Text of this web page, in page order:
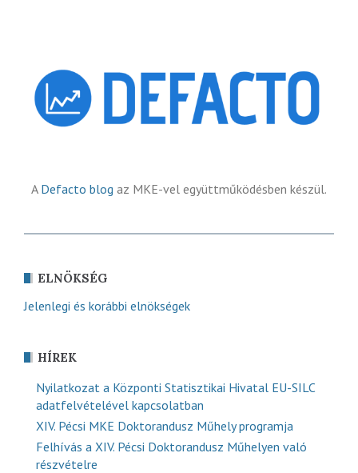
A Defacto blog az MKE-vel együttműködésben készül.
ELNÖKSÉG
Jelenlegi és korábbi elnökségek
HÍREK
Nyilatkozat a Központi Statisztikai Hivatal EU-SILC
adatfelvételével kapcsolatban
XIV. Pécsi MKE Doktorandusz Műhely programja
Felhívás a XIV. Pécsi Doktorandusz Műhelyen való
részvételre